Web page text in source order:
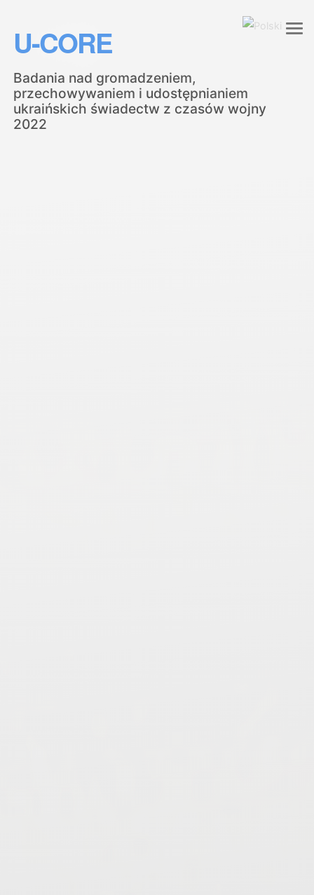
U-CORE
Badania nad gromadzeniem,
przechowywaniem i udostępnianiem
ukraińskich świadectw z czasów wojny
2022